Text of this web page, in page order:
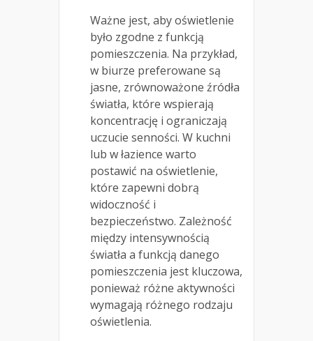
Ważne jest, aby oświetlenie
było zgodne z funkcją
pomieszczenia. Na przykład,
w biurze preferowane są
jasne, zrównoważone źródła
światła, które wspierają
koncentrację i ograniczają
uczucie senności. W kuchni
lub w łazience warto
postawić na oświetlenie,
które zapewni dobrą
widoczność i
bezpieczeństwo. Zależność
między intensywnością
światła a funkcją danego
pomieszczenia jest kluczowa,
ponieważ różne aktywności
wymagają różnego rodzaju
oświetlenia.